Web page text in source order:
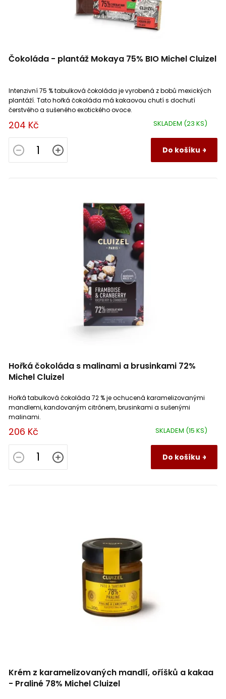
Čokoláda - plantáž Mokaya 75% BIO Michel Cluizel
SKLADEM (23 KS)
204 Kč
Do košíku
Intenzivní 75 % tabulková čokoláda je vyrobená z bobů mexických
plantáží. Tato hořká čokoláda má kakaovou chutí s dochutí
čerstvého a sušeného exotického ovoce.
Hořká čokoláda s malinami a brusinkami 72%
Michel Cluizel
SKLADEM (15 KS)
206 Kč
Do košíku
Hořká tabulková čokoláda 72 % je ochucená karamelizovanými
mandlemi, kandovaným citrónem, brusinkami a sušenými
malinami.
Krém z karamelizovaných mandlí, oříšků a kakaa
- Praliné 78% Michel Cluizel